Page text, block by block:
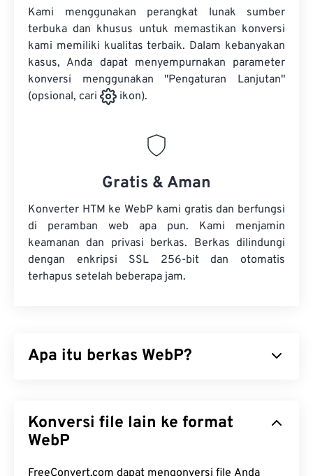
Kami menggunakan perangkat lunak sumber
terbuka dan khusus untuk memastikan konversi
kami memiliki kualitas terbaik. Dalam kebanyakan
kasus, Anda dapat menyempurnakan parameter
konversi menggunakan "Pengaturan Lanjutan"
(opsional, cari
ikon).
Gratis & Aman
Konverter HTM ke WebP kami gratis dan berfungsi
di peramban web apa pun. Kami menjamin
keamanan dan privasi berkas. Berkas dilindungi
dengan enkripsi SSL 256-bit dan otomatis
terhapus setelah beberapa jam.
Apa itu berkas WebP?
menghasilkan gambar yang ideal untuk halaman
web dan aplikasi seluler. Gambar WebP berukuran
(JPG)danPortable Network Graphics (PNG),
Konversi file lain ke format
WebP